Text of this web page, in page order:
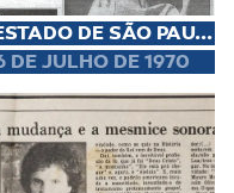
DE SÃO PAU...
DE JULHO DE 1970